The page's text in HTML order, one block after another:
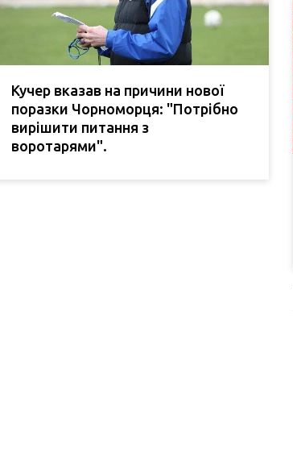
Кучер вказав на причини нової
поразки Чорноморця: "Потрібно
вирішити питання з
воротарями".